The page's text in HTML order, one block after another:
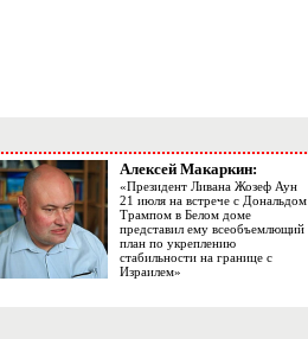
Алексей Макаркин:
«Президент Ливана Жозеф Аун
21 июля на встрече с Дональдом
Трампом в Белом доме
представил ему всеобъемлющий
план по укреплению
стабильности на границе с
Израилем»